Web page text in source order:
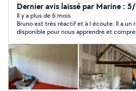
Dernier avis laissé par Marine :
Il y a plus de 6 mois
Bruno est très réactif et à l écoute. Il a un réel savoir faire.
disponible pour nous apprendre et